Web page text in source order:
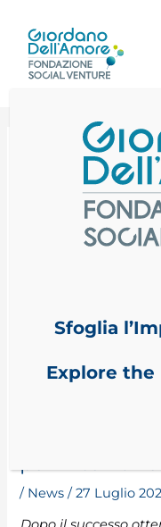
contenuto
Sapori di
/ News /27 Luglio
articoli
Sfoglia
Explore the